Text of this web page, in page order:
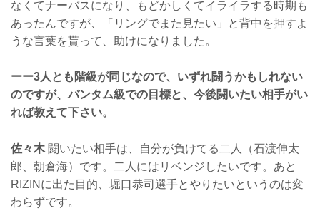
なくてナーバスになり、もどかしくてイライラする時期も
あったんですが、「リングでまた見たい」と背中を押すよ
うな言葉を貰って、助けになりました。
ーー3人とも階級が同じなので、いずれ闘うかもしれない
のですが、バンタム級での目標と、今後闘いたい相手がい
れば教えて下さい。
佐々木 闘いたい相手は、自分が負けてる二人（石渡伸太
郎、朝倉海）です。二人にはリベンジしたいです。あと
RIZINに出た目的、堀口恭司選手とやりたいというのは変
わらずです。